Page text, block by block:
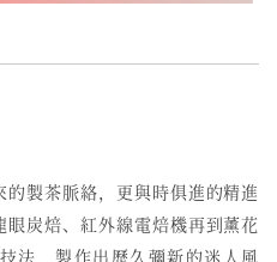
製茶脈絡，更與時俱進的精進
炭焙、紅外線電焙機再到薰花
法，製作出歷久彌新的迷人風